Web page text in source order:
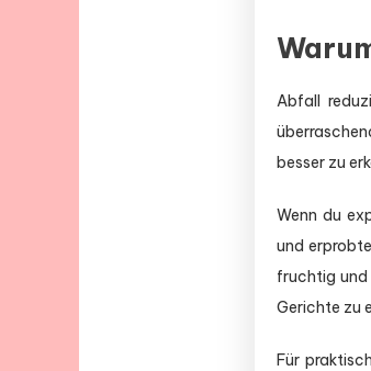
Abfall
besser zu
Wenn du
und
fruchtig und
Gerichte zu
Für